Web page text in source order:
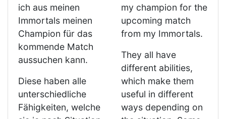
ich aus meinen
Immortals meinen
Champion für das
kommende Match
aussuchen kann.
Diese haben alle
unterschiedliche
Fähigkeiten, welche
my champion for the
upcoming match
from my Immortals.
They all have
different abilities,
which make them
useful in different
ways depending on